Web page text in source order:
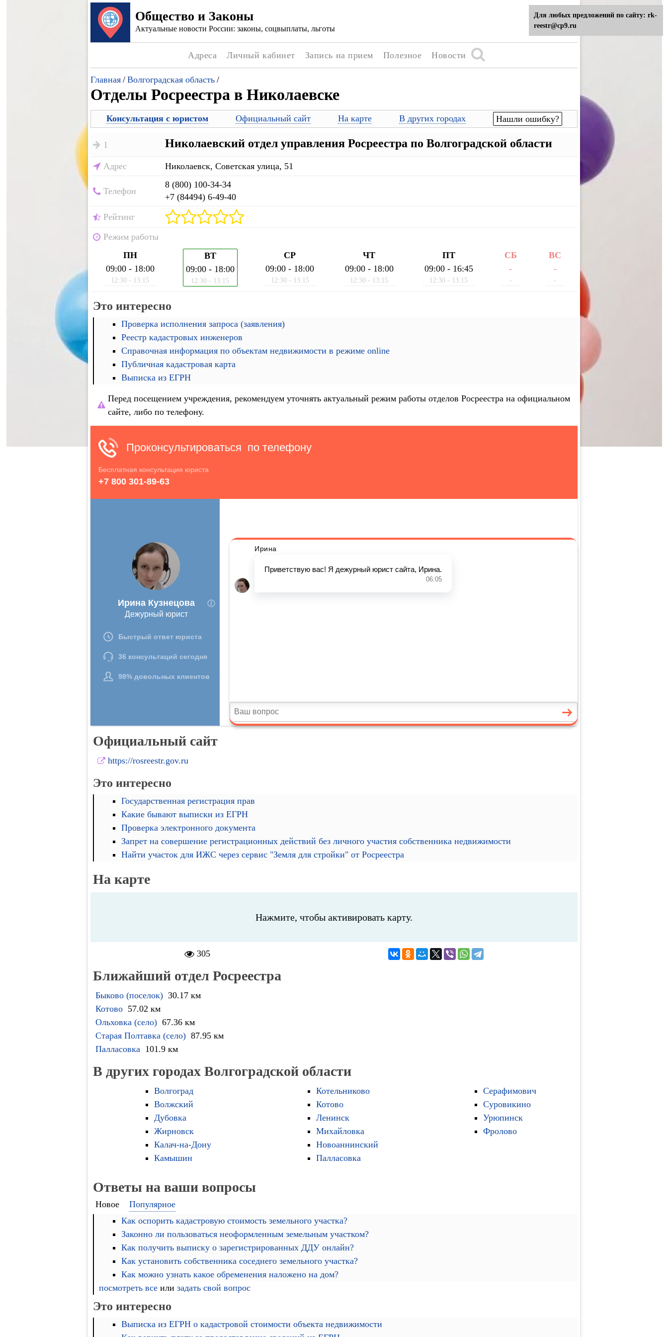
Общество и Законы
Актуальные новости России: законы, соцвыплаты, льготы
Адреса Личный кабинет Запись на прием Полезное Новости
Главная / Волгоградская область /
Отделы Росреестра в Николаевске
Консультация с юристом Официальный сайт На карте В других городах Нашли ошибку?
1 Николаевский отдел управления Росреестра по Волгоградской области
Адрес Николаевск, Советская улица, 51
Телефон
8 (800) 100-34-34
+7 (84494) 6-49-40
Рейтинг
Режим работы
ПН
09:00 - 18:00
12:30 - 13:15
ВТ
09:00 - 18:00
12:30 - 13:15
СР
09:00 - 18:00
12:30 - 13:15
ЧТ
09:00 - 18:00
12:30 - 13:15
ПТ
09:00 - 16:45
12:30 - 13:15
СБ
-
-
ВС
-
-
Это интересно
Проверка исполнения запроса (заявления)
Реестр кадастровых инженеров
Справочная информация по объектам недвижимости в режиме online
Публичная кадастровая карта
Выписка из ЕГРН
Перед посещением учреждения, рекомендуем уточнять актуальный режим работы отделов Росреестра на официальном
сайте, либо по телефону.
Официальный сайт
https://rosreestr.gov.ru
Это интересно
Государственная регистрация прав
Какие бывают выписки из ЕГРН
Проверка электронного документа
Запрет на совершение регистрационных действий без личного участия собственника недвижимости
Найти участок для ИЖС через сервис "Земля для стройки" от Росреестра
На карте
Нажмите, чтобы активировать карту.
305
Ближайший отдел Росреестра
Быково (поселок) 30.17 км
Котово 57.02 км
Ольховка (село) 67.36 км
Старая Полтавка (село) 87.95 км
Палласовка 101.9 км
В других городах Волгоградской области
Волгоград
Волжский
Дубовка
Жирновск
Калач-на-Дону
Камышин
Котельниково
Котово
Ленинск
Михайловка
Новоаннинский
Палласовка
Серафимович
Суровикино
Урюпинск
Фролово
Ответы на ваши вопросы
Новое
Популярное
Как оспорить кадастровую стоимость земельного участка?
Законно ли пользоваться неоформленным земельным участком?
Как получить выписку о зарегистрированных ДДУ онлайн?
Как установить собственника соседнего земельного участка?
Как можно узнать какое обременения наложено на дом?
посмотреть все или задать свой вопрос
Это интересно
Выписка из ЕГРН о кадастровой стоимости объекта недвижимости
Для любых предложений по сайту: rk-
reestr@cp9.ru